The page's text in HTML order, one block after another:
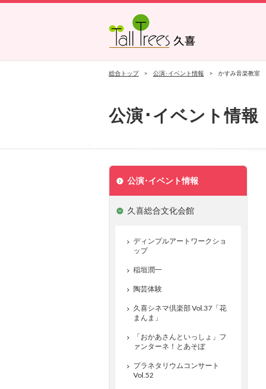
総合トップ 公演･イベント情報 かすみ音楽教室
公演･イベント情報
公演･イベント情報
久喜総合文化会館
ディンプルアートワークショ
ップ
稲垣潤一
陶芸体験
久喜シネマ倶楽部 Vol.37「花
まんま」
「おかあさんといっしょ」フ
ァンターネ！とあそぼ
プラネタリウムコンサート
Vol.52